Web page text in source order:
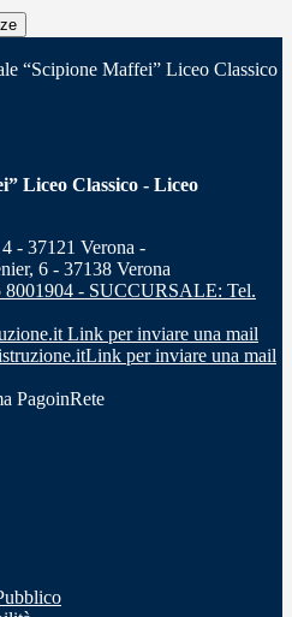
“Scipione Maffei” Liceo Classico
Liceo Classico - Liceo
- 37121 Verona -
6 - 37138 Verona
8001904 - SUCCURSALE: Tel.
Link per inviare una mail
Link per inviare una mail
PagoinRete